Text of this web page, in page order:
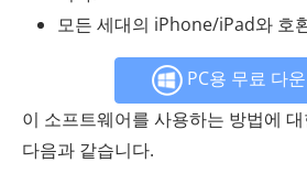
모든 세대의 iPhone/iPad와 호
PC용 무료 다
이 소프트웨어를 사용하는 방법에
다음과 같습니다.